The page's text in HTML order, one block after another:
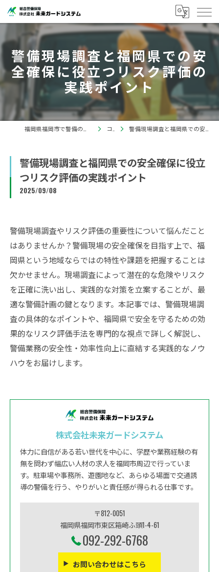
警備現場調査と福岡県での安
全確保に役立つリスク評価の
実践ポイント
コラム 警備現場調査と福岡県での安全確保に役立つリスク評価の実践ポイント
警備現場調査と福岡県での安全確保に役立
つリスク評価の実践ポイント
2025/09/08
警備現場調査やリスク評価の重要性について悩んだこと
はありませんか？警備現場の安全確保を目指す上で、福
岡県という地域ならではの特性や課題を把握することは
欠かせません。現場調査によって潜在的な危険やリスク
を正確に洗い出し、実践的な対策を立案することが、最
適な警備計画の鍵となります。本記事では、警備現場調
査の具体的なポイントや、福岡県で安全を守るための効
果的なリスク評価手法を専門的な視点で詳しく解説し、
警備業務の安全性・効率性向上に直結する実践的なノウ
ハウをお届けします。
株式会社未来ガードシステム
体力に自信がある若い世代を中心に、学歴や業務経験の有
無を問わず幅広い人材の求人を福岡市周辺で行っていま
す。駐車場や事務所、遊園地など、あらゆる場面で交通誘
導の警備を行う、やりがいと責任感が得られる仕事です。
〒812-0051
福岡県福岡市東区箱崎ふ頭1-4-61
092-292-6768
お問い合わせはこちら